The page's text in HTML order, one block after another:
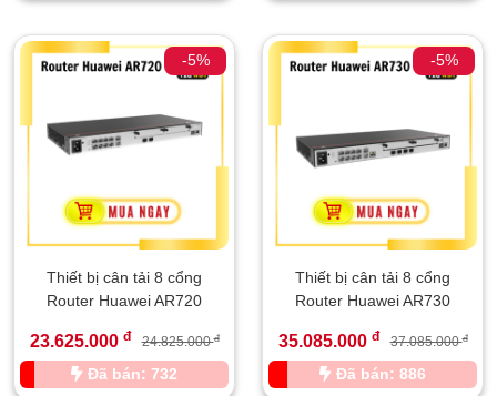
-5%
Thiết bị cân tải 8 cổng
Router Huawei AR720
23.625.000 đ 24.825.000đ
Đã bán: 732
-5%
Thiết bị cân tải 8 cổng
Router Huawei AR730
35.085.000 đ 37.085.000đ
Đã bán: 886